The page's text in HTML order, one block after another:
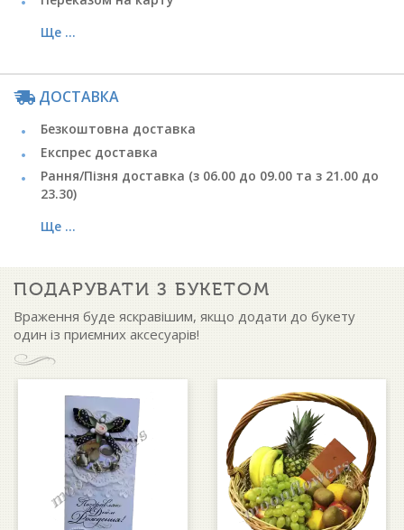
Ще ...
ДОСТАВКА
Безкоштовна доставка
Експрес доставка
Рання/Пізня доставка (з 06.00 до 09.00 та з 21.00 до
23.30)
Ще ...
ПОДАРУВАТИ З БУКЕТОМ
Враження буде яскравішим, якщо додати до букету
один із приємних аксесуарів!